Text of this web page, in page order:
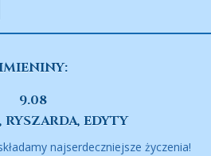
9.08
EDYTY
najserdeczniejsze życzenia!